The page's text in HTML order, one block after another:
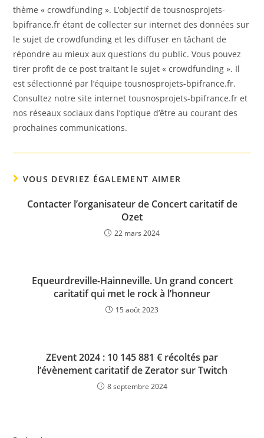
thème « crowdfunding ». L’objectif de tousnosprojets-
bpifrance.fr étant de collecter sur internet des données sur
le sujet de crowdfunding et les diffuser en tâchant de
répondre au mieux aux questions du public. Vous pouvez
tirer profit de ce post traitant le sujet « crowdfunding ». Il
est sélectionné par l’équipe tousnosprojets-bpifrance.fr.
Consultez notre site internet tousnosprojets-bpifrance.fr et
nos réseaux sociaux dans l’optique d’être au courant des
prochaines communications.
VOUS DEVRIEZ ÉGALEMENT AIMER
Contacter l’organisateur de Concert caritatif de
Ozet
22 mars 2024
Equeurdreville-Hainneville. Un grand concert
caritatif qui met le rock à l’honneur
15 août 2023
ZEvent 2024 : 10 145 881 € récoltés par
l’évènement caritatif de Zerator sur Twitch
8 septembre 2024